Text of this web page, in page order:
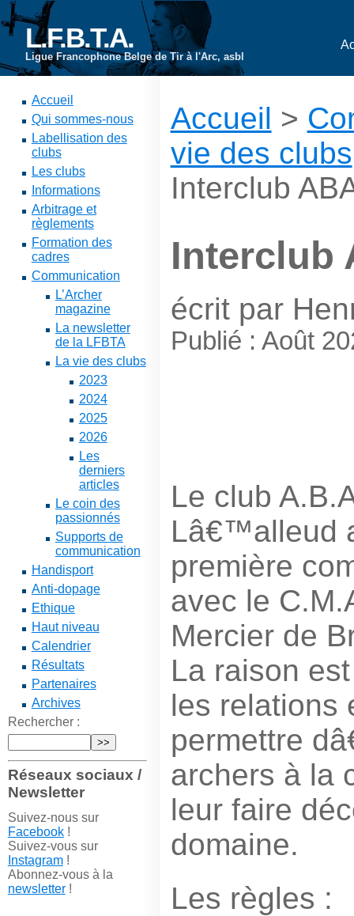
L.F.B.T.A.
Ligue Francophone Belge de Tir à l'Arc, asbl
Accueil
Qui sommes-nous
Labellisation des
clubs
Les clubs
Informations
Arbitrage et
règlements
Formation des
cadres
Communication
L’Archer
magazine
La newsletter
de la LFBTA
La vie des clubs
2023
2024
2025
2026
Les
derniers
articles
Le coin des
passionnés
Supports de
communication
Handisport
Anti-dopage
Ethique
Haut niveau
Calendrier
Résultats
Partenaires
Archives
Rechercher :
Réseaux sociaux /
Newsletter
Suivez-nous sur
Facebook!
Suivez-vous sur
Instagram!
Abonnez-vous à la
newsletter!
Accueil >
vie des clubs
Interclub
Interclub
écrit par
Publié : Août
Le club
Lâ€™alleud
première
avec le
Mercier de
La raison
les relations
permettre
archers à la
leur faire
domaine.
Les règles :